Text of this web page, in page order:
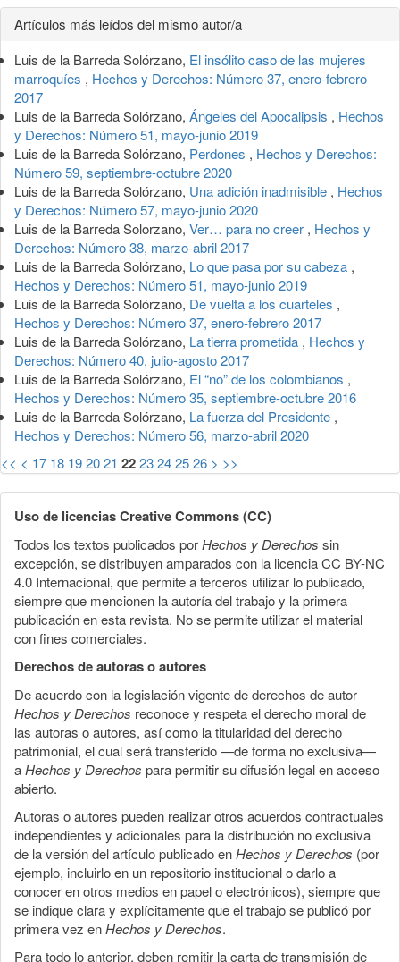
Detalles
del
artículo
Artículos más leídos del mismo autor/a
Luis de la Barreda Solórzano, El insólito caso de las mujeres
marroquíes , Hechos y Derechos: Número 37, enero-febrero
2017
Luis de la Barreda Solórzano, Ángeles del Apocalipsis , Hechos
y Derechos: Número 51, mayo-junio 2019
Luis de la Barreda Solórzano, Perdones , Hechos y Derechos:
Número 59, septiembre-octubre 2020
Luis de la Barreda Solórzano, Una adición inadmisible , Hechos
y Derechos: Número 57, mayo-junio 2020
Luis de la Barreda Solorzano, Ver… para no creer , Hechos y
Derechos: Número 38, marzo-abril 2017
Luis de la Barreda Solórzano, Lo que pasa por su cabeza ,
Hechos y Derechos: Número 51, mayo-junio 2019
Luis de la Barreda Solórzano, De vuelta a los cuarteles ,
Hechos y Derechos: Número 37, enero-febrero 2017
Luis de la Barreda Solórzano, La tierra prometida , Hechos y
Derechos: Número 40, julio-agosto 2017
Luis de la Barreda Solórzano, El “no” de los colombianos ,
Hechos y Derechos: Número 35, septiembre-octubre 2016
Luis de la Barreda Solórzano, La fuerza del Presidente ,
Hechos y Derechos: Número 56, marzo-abril 2020
<< < 17 18 192021 2223242526 > >>
Uso de licencias Creative Commons (CC)
Todos los textos publicados porHechos y Derechos sin
excepción, se distribuyen amparados con la licencia CC BY-NC
4.0 Internacional, que permite a terceros utilizar lo publicado,
siempre que mencionen la autoría del trabajo y la primera
publicación en esta revista. No se permite utilizar el material
con fines comerciales.
Derechos de autoras o autores
De acuerdo con la legislación vigente de derechos de autor
Hechos y Derechos reconoce y respeta el derecho moral de
las autoras o autores, así como la titularidad del derecho
patrimonial, el cual será transferido —de forma no exclusiva—
aHechos y Derechos para permitir su difusión legal en acceso
abierto.
Autoras o autores pueden realizar otros acuerdos contractuales
independientes y adicionales para la distribución no exclusiva
de la versión del artículo publicado enHechos y Derechos (por
ejemplo, incluirlo en un repositorio institucional o darlo a
conocer en otros medios en papel o electrónicos), siempre que
se indique clara y explícitamente que el trabajo se publicó por
primera vez enHechos y Derechos.
Para todo lo anterior, deben remitir la carta de transmisión de